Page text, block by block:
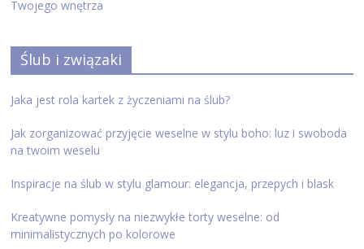
Twojego wnętrza
Ślub i związaki
Jaka jest rola kartek z życzeniami na ślub?
Jak zorganizować przyjęcie weselne w stylu boho: luz i swoboda
na twoim weselu
Inspiracje na ślub w stylu glamour: elegancja, przepych i blask
Kreatywne pomysły na niezwykłe torty weselne: od
minimalistycznych po kolorowe